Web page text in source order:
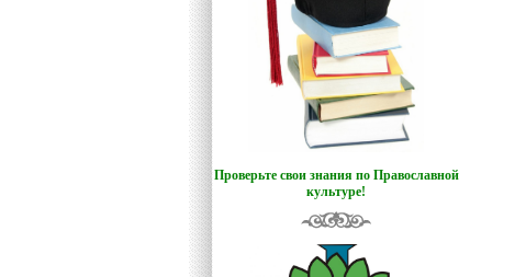
Проверьте свои знания по Православной
культуре!